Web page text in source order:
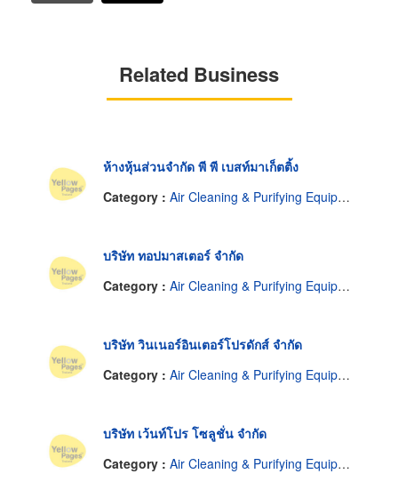
Related Business
ห้างหุ้นส่วนจำกัด พี พี เบสท์มาเก็ตติ้ง
Category : Air Cleaning & Purifying Equipment
บริษัท ทอปมาสเตอร์ จำกัด
Category : Air Cleaning & Purifying Equipment
บริษัท วินเนอร์อินเตอร์โปรดักส์ จำกัด
Category : Air Cleaning & Purifying Equipment
บริษัท เว้นท์โปร โซลูชั่น จำกัด
Category : Air Cleaning & Purifying Equipment